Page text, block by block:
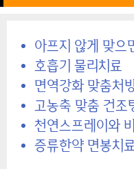
아프지 않게 맞으
호흡기 물리치료
면역강화 맞춤처
고농축 맞춤 건조
천연스프레이와
증류한약 면봉치